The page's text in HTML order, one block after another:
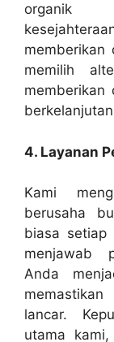
organik
memberikan
memilih
memberikan
4. Layanan
Kami
berusaha
biasa
menjawab
Anda
lancar.
utama